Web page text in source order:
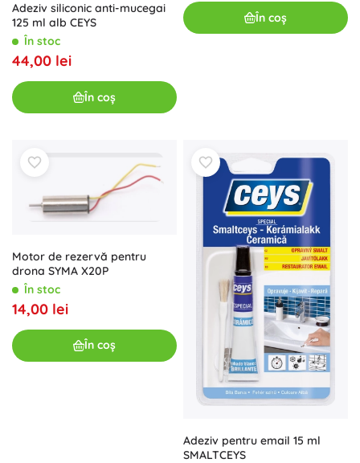
Adeziv siliconic anti-mucegai
125 ml alb CEYS
În stoc
44,00 lei
În coș
În coș
Motor de rezervă pentru
drona SYMA X20P
În stoc
14,00 lei
În coș
Adeziv pentru email 15 ml
SMALTCEYS